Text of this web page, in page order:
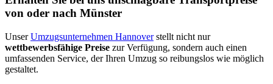
von oder nach Münster
UnserUmzugsunternehmen Hannoverstellt nicht nur
wettbewerbsfähige Preise zur Verfügung, sondern auch einen
umfassenden Service, der Ihren Umzug so reibungslos wie möglich
gestaltet.